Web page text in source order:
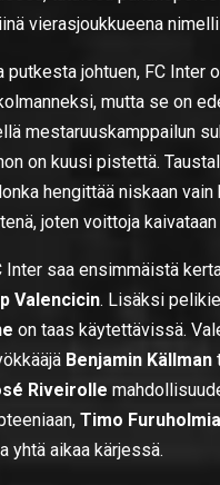
vierasjoukkueena
johtuen, FC Inter
mutta se on
mestaruuskamppailun
on kuusi pistettä.
hengittää niskaan
joten voittoja
Inter saa ensimmäistä
Valencicin. Lisäksi
on taas käytettävissä.
Benjamin Källman
Riveirolle
Timo Furuholmia
yhtä aikaa kärjessä.